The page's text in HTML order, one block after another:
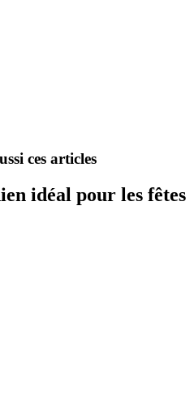
ces articles
idéal pour les fêtes